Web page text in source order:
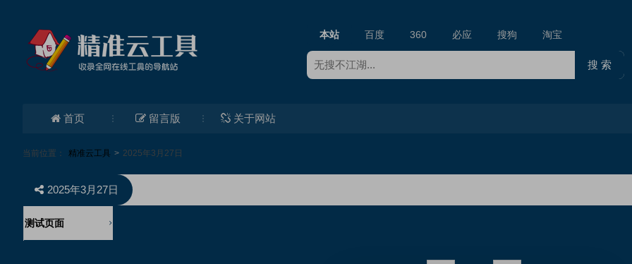
本站 百度 360 必应 搜狗 淘宝
首页 留言版 关于网站
当前位置： 精准云工具 > 2025年3月27日
2025年3月27日
测试页面